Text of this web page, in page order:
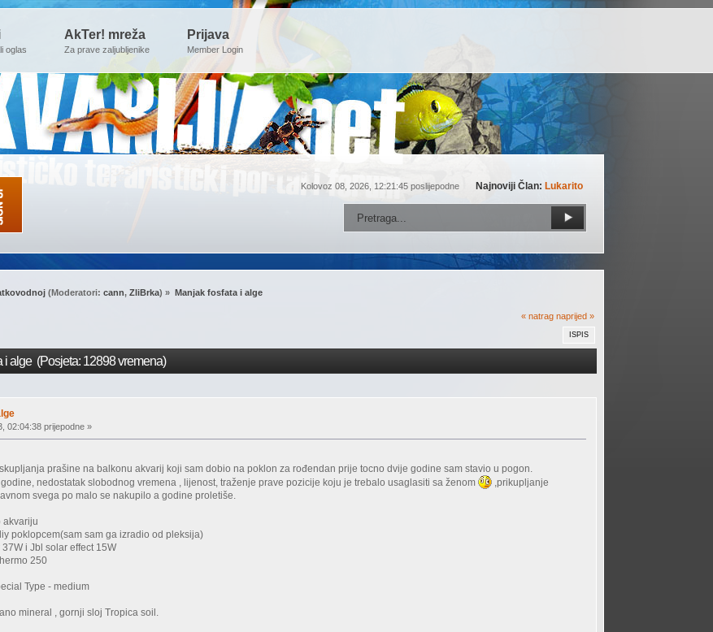
oglas
AkTer! mreža
Za prave zaljubljenike
Prijava
Member Login
Kolovoz 08, 2026, 12:21:45 poslijepodne Najnoviji Član: Lukarito
(Moderatori:cann,ZliBrka) » Manjak fosfata i alge
« natrag naprijed »
ISPIS
i alge (Posjeta: 12898 vremena)
02:04:38 prijepodne »
prašine na balkonu akvarij koji sam dobio na poklon za rođendan prije tocno dvije godine sam stavio u pogon.
nedostatak slobodnog vremena , lijenost, traženje prave pozicije koju je trebalo usaglasiti sa ženom
,prikupljanje
svega po malo se nakupilo a godine proletiše.
akvariju
poklopcem(sam sam ga izradio od pleksija)
i Jbl solar effect 15W
250
Type - medium
mineral , gornji sloj Tropica soil.